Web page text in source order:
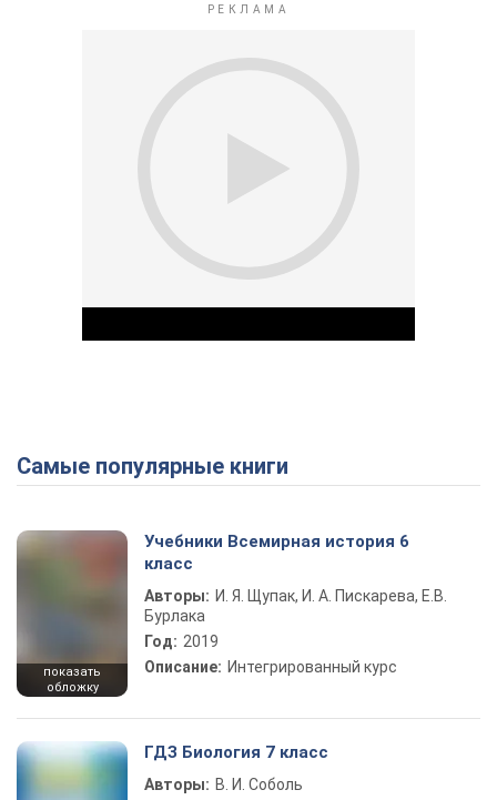
Play Video
Самые популярные книги
показать
обложку
Учебники Всемирная история 6
класс
Авторы: И. Я. Щупак, И. А. Пискарева, Е.В.
Бурлака
Год: 2019
Описание: Интегрированный курс
ГДЗ Биология 7 класс
Авторы: В. И. Соболь